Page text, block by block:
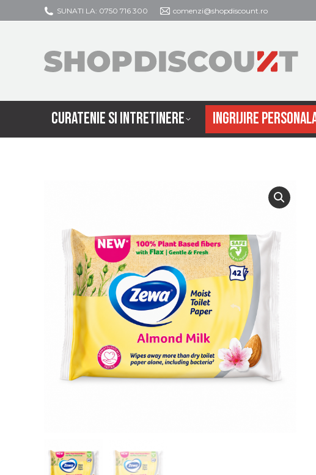
SUNATI LA: 0750 716 300 comenzi@shopdiscount.ro
CURATENIE SI INTRETINERE INGRIJIRE
CURATENIE SI